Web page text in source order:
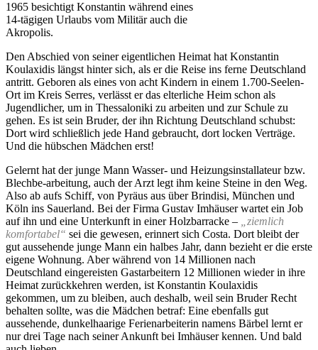
1965 besichtigt Konstantin während eines
14-tägigen Urlaubs vom Militär auch die
Akropolis.
Den Abschied von seiner eigentlichen Heimat hat Konstantin
Koulaxidis längst hinter sich, als er die Reise ins ferne Deutschland
antritt. Geboren als eines von acht Kindern in einem 1.700-Seelen-
Ort im Kreis Serres, verlässt er das elterliche Heim schon als
Jugendlicher, um in Thessaloniki zu arbeiten und zur Schule zu
gehen. Es ist sein Bruder, der ihn Richtung Deutschland schubst:
Dort wird schließlich jede Hand gebraucht, dort locken Verträge.
Und die hübschen Mädchen erst!
Gelernt hat der junge Mann Wasser- und Heizungsinstallateur bzw.
Blechbe-arbeitung, auch der Arzt legt ihm keine Steine in den Weg.
Also ab aufs Schiff, von Pyräus aus über Brindisi, München und
Köln ins Sauerland. Bei der Firma Gustav Imhäuser wartet ein Job
auf ihn und eine Unterkunft in einer Holzbarracke –
„ziemlich
komfortabel“ sei die gewesen, erinnert sich Costa. Dort bleibt der
gut aussehende junge Mann ein halbes Jahr, dann bezieht er die erste
eigene Wohnung. Aber während von 14 Millionen nach
Deutschland eingereisten Gastarbeitern 12 Millionen wieder in ihre
Heimat zurückkehren werden, ist Konstantin Koulaxidis
gekommen, um zu bleiben, auch deshalb, weil sein Bruder Recht
behalten sollte, was die Mädchen betraf: Eine ebenfalls gut
aussehende, dunkelhaarige Ferienarbeiterin namens Bärbel lernt er
nur drei Tage nach seiner Ankunft bei Imhäuser kennen. Und bald